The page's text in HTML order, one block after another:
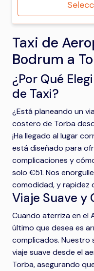
Taxi de
Bodrum a
¿Por Qué
de Taxi?
¿Está planeando un
costero de Torba
¡Ha llegado al lugar
está diseñado para
complicaciones y
solo €51. Nos
comodidad, y rapidez
Viaje Suave y
Cuando aterriza en el
último que desea es
complicados. Nuestro
viaje suave desde el
Torba, asegurando